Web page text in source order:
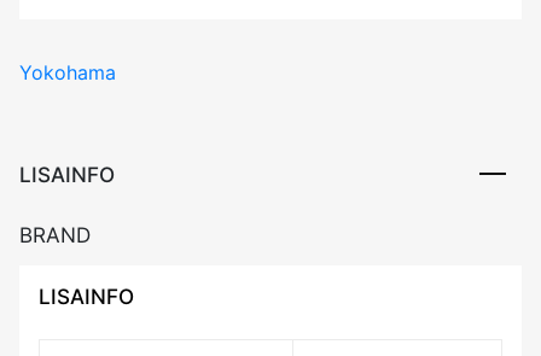
Yokohama
LISAINFO
BRAND
LISAINFO